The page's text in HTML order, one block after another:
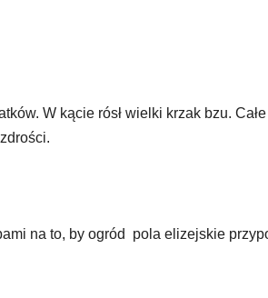
W kącie rósł wielki krzak bzu.
na to, by ogród pola elizejskie